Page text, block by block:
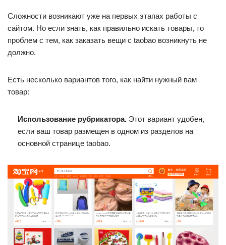
Сложности возникают уже на первых этапах работы с
сайтом. Но если знать, как правильно искать товары, то
проблем с тем, как заказать вещи с taobao возникнуть не
должно.
Есть несколько вариантов того, как найти нужный вам
товар:
Использование рубрикатора. Этот вариант удобен,
если ваш товар размещен в одном из разделов на
основной странице taobao.